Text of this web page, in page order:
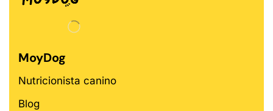
MoyDog
Nutricionista canino
Blog